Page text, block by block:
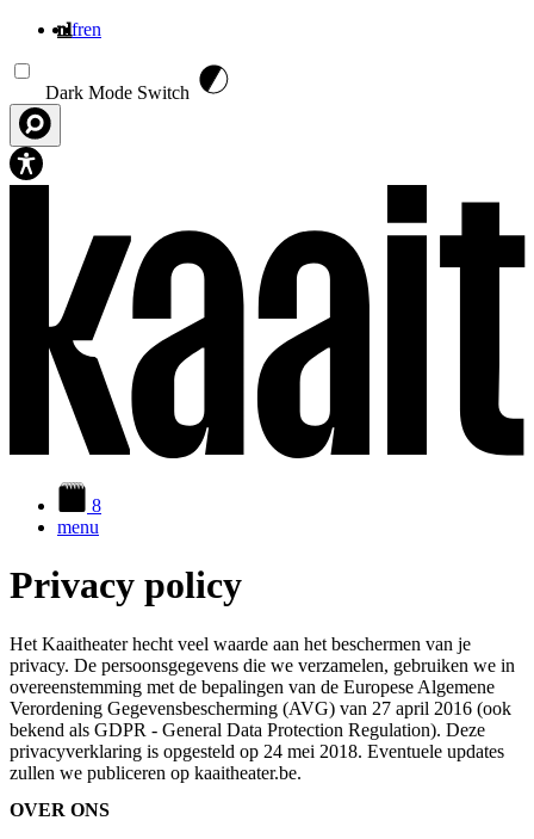
nlfren
Dark Mode Switch
8
menu
Privacy policy
Het Kaaitheater hecht veel waarde aan het beschermen van je
privacy. De persoonsgegevens die we verzamelen, gebruiken we in
overeenstemming met de bepalingen van de Europese Algemene
Verordening Gegevensbescherming (AVG) van 27 april 2016 (ook
bekend als GDPR - General Data Protection Regulation). Deze
privacyverklaring is opgesteld op 24 mei 2018. Eventuele updates
zullen we publiceren op kaaitheater.be.
OVER ONS